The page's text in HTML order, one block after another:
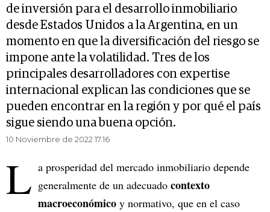
de inversión para el desarrollo inmobiliario
desde Estados Unidos a la Argentina, en un
momento en que la diversificación del riesgo se
impone ante la volatilidad. Tres de los
principales desarrolladores con expertise
internacional explican las condiciones que se
pueden encontrar en la región y por qué el país
sigue siendo una buena opción.
10 Noviembre de 2022 17.16
L a prosperidad del mercado inmobiliario depende
generalmente de un adecuado contexto
macroeconómico y normativo, que en el caso